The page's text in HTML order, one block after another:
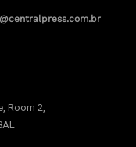
Room 2,